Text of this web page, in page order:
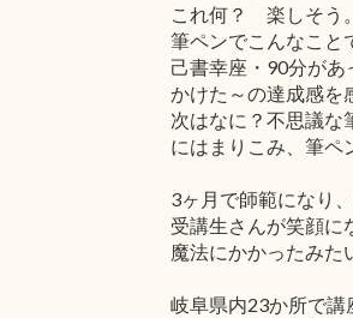
これ何？ 楽しそう。
筆ペンでこんなこと
己書幸座・90分が
かけた～の達成感を
次はなに？不思議な
にはまりこみ、筆ペ
3ヶ月で師範になり
受講生さんが笑顔に
魔法にかかったみ
岐阜県内23か所で講